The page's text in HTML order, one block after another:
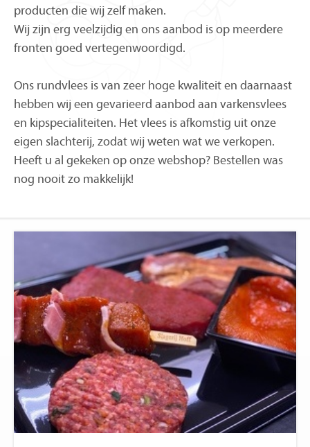
producten die wij zelf maken.
Wij zijn erg veelzijdig en ons aanbod is op meerdere
fronten goed vertegenwoordigd.
Ons rundvlees is van zeer hoge kwaliteit en daarnaast
hebben wij een gevarieerd aanbod aan varkensvlees
en kipspecialiteiten. Het vlees is afkomstig uit onze
eigen slachterij, zodat wij weten wat we verkopen.
Heeft u al gekeken op onze webshop? Bestellen was
nog nooit zo makkelijk!